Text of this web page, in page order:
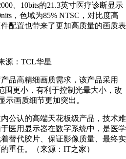
、10bits的21.3英寸医疗诊断显示
，色域为85% NTSC，对比度高
配置也带来了更加高质量的画质表
源：TCL华星
品高精细画质需求，该产品采用
围更小，有利于控制光晕大小，改
示画质细节更加突出。
公认的高端天花板级产品，技术难
医用显示器在数字系统中，是医学
替代胶片、保证影像质量、最终实
重任。（来源：IT之家）